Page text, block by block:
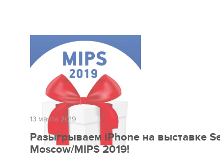
13 марта 2019
Разыгрываем iPhone на выставке
Moscow/MIPS 2019!